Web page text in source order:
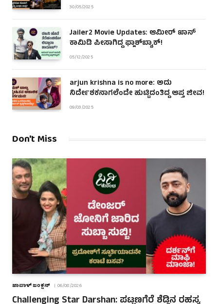
30/05/2025
Jailer2 Movie Updates: ಆಮೀರ್ ಖಾನ್
ಕಾಮಿಡಿ ಪೀಸಾಗಿದ್ದ ಫ್ಲಾಶ್‌ಬ್ಯಾಕ್!
05/12/2025
arjun krishna is no more: ಅದು
ನಿರ್ದೇಶಕನಾಗಲೆಂದೇ ಹುಟ್ಟಿದಂತಿದ್ದ ಆಪ್ತ ಜೀವ!
09/03/2025
Don't Miss
ಜಾಪಾಳ್ ಜಂಕ್ಷನ್ 06/08/2026
Challenging Star Darshan: ಪಟ್ಟಣಗೆರೆ ಶೆಡ್ಡಿನ ರಹಸ್ಯ